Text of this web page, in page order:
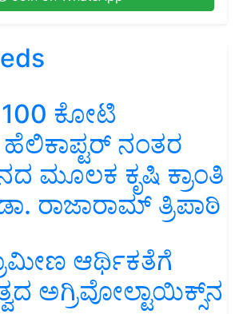
ಕೋಟಿ
ನಂತರ
ಮೂಲಕ ಕೃಷಿ ಕ್ರಾಂತಿ
ರಾಜಾರಾಮ್ ತ್ರಿಪಾಠಿ
ಆರ್ಥಿಕತೆಗೆ
ಅಗ್ರಿವೋಲ್ಟಾಯಿಕ್ಸ್‌ನ